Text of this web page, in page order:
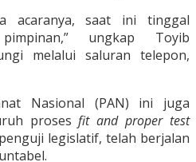
acaranya, saat ini tinggal
ungkap Toyib
melalui saluran telepon,
Nasional (PAN) ini juga
prosesfit and proper test
legislatif, telah berjalan